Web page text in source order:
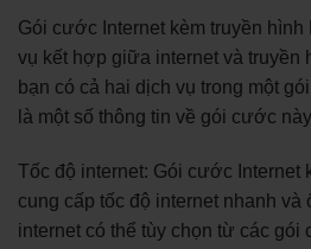
Gói cước Internet kèm truyền hình
vụ kết hợp giữa internet và truyền
bạn có cả hai dịch vụ trong một
là một số thông tin về gói cước
Tốc độ internet: Gói cước Internet
cung cấp tốc độ internet nhanh và
internet có thể tùy chọn từ các gói